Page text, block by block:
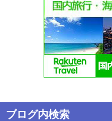
ブログ内検索